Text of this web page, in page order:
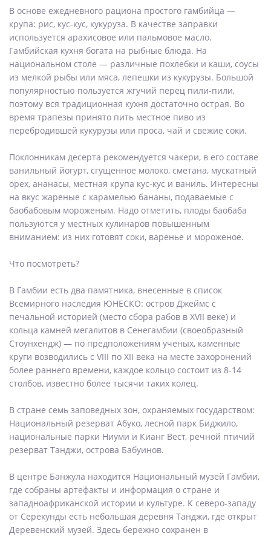
В основе ежедневного рациона простого гамбийца —
крупа: рис, кус-кус, кукуруза. В качестве заправки
используется арахисовое или пальмовое масло.
Гамбийская кухня богата на рыбные блюда. На
национальном столе — различные похлебки и каши, соусы
из мелкой рыбы или мяса, лепешки из кукурузы. Большой
популярностью пользуется жгучий перец пили-пили,
поэтому вся традиционная кухня достаточно острая. Во
время трапезы принято пить местное пиво из
перебродившей кукурузы или проса, чай и свежие соки.
Поклонникам десерта рекомендуется чакери, в его составе
ванильный йогурт, сгущенное молоко, сметана, мускатный
орех, ананасы, местная крупа кус-кус и ваниль. Интересны
на вкус жареные с карамелью бананы, подаваемые с
баобабовым мороженым. Надо отметить, плоды баобаба
пользуются у местных кулинаров повышенным
вниманием: из них готовят соки, варенье и мороженое.
Что посмотреть?
В Гамбии есть два памятника, внесенные в список
Всемирного наследия ЮНЕСКО: остров Джеймс с
печальной историей (место сбора рабов в XVII веке) и
кольца камней мегалитов в Сенегамбии (своеобразный
Стоунхендж) — по предположениям ученых, каменные
круги возводились с VIII по XII века на месте захоронений
более раннего времени, каждое кольцо состоит из 8-14
столбов, известно более тысячи таких колец.
В стране семь заповедных зон, охраняемых государством:
Национальный резерват Абуко, лесной парк Биджило,
национальные парки Ниуми и Кианг Вест, речной птичий
резерват Танджи, острова Бабуинов.
В центре Банжула находится Национальный музей Гамбии,
где собраны артефакты и информация о стране и
западноафриканской истории и культуре. К северо-западу
от Серекунды есть небольшая деревня Танджи, где открыт
Деревенский музей. Здесь бережно сохранен в